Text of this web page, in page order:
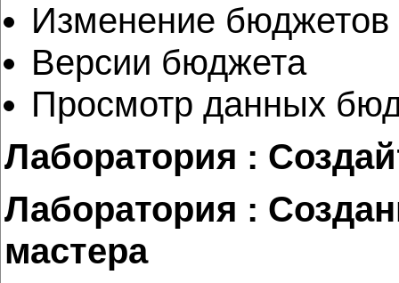
Изменение бюджетов
Версии бюджета
Просмотр данных
Лаборатория :
Лаборатория :
мастера